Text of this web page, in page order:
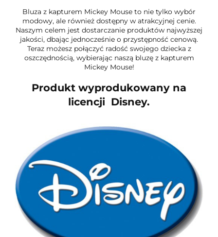
Bluza z kapturem Mickey Mouse to nie tylko wybór
modowy, ale również dostępny w atrakcyjnej cenie.
Naszym celem jest dostarczanie produktów najwyższej
jakości, dbając jednocześnie o przystępność cenową.
Teraz możesz połączyć radość swojego dziecka z
oszczędnością, wybierając naszą bluzę z kapturem
Mickey Mouse!
Produkt wyprodukowany na
licencji Disney.